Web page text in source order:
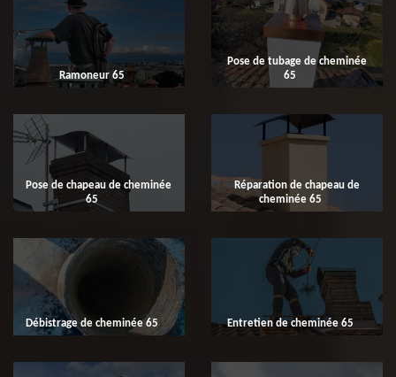
Ramoneur 65
Pose de tubage de cheminée
65
Pose de chapeau de cheminée
65
Réparation de chapeau de
cheminée 65
Débistrage de cheminée 65 Entretien de cheminée 65